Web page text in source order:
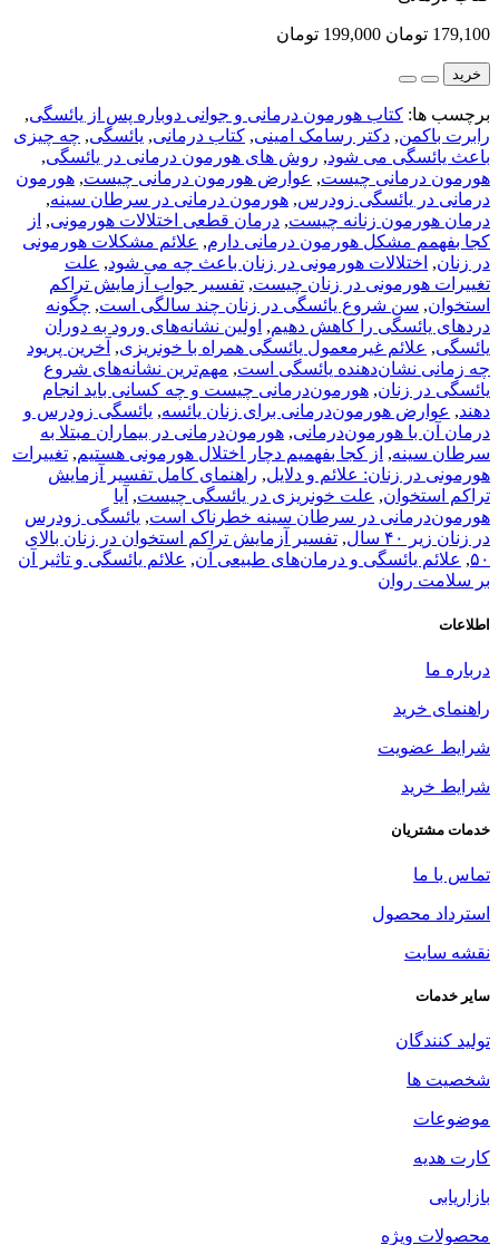
179,100 تومان 199,000 تومان
خرید
برچسب ها: کتاب هورمون درمانی و جوانی دوباره پس از یائسگی,
رابرت باکمن, دکتر رسامک امینی, کتاب درمانی, یائسگی, چه چیزی
باعث یائسگی می شود, روش های هورمون درمانی در یائسگی,
هورمون درمانی چیست, عوارض هورمون درمانی چیست, هورمون
درمانی در یائسگی زودرس, هورمون درمانی در سرطان سینه,
درمان هورمون زنانه چیست, درمان قطعی اختلالات هورمونی, از
کجا بفهمم مشکل هورمون درمانی دارم, علائم مشکلات هورمونی
در زنان, اختلالات هورمونی در زنان باعث چه می شود, علت
تغییرات هورمونی در زنان چیست, تفسیر جواب آزمایش تراکم
استخوان, سن شروع یائسگی در زنان چند سالگی است, چگونه
دردهای یائسگی را کاهش دهیم, اولین نشانه‌های ورود به دوران
یائسگی, علائم غیرمعمول یائسگی همراه با خونریزی, آخرین پریود
چه زمانی نشان‌دهنده یائسگی است, مهم‌ترین نشانه‌های شروع
یائسگی در زنان, هورمون‌درمانی چیست و چه کسانی باید انجام
دهند, عوارض هورمون‌درمانی برای زنان یائسه, یائسگی زودرس و
درمان آن با هورمون‌درمانی, هورمون‌درمانی در بیماران مبتلا به
سرطان سینه, از کجا بفهمیم دچار اختلال هورمونی هستیم, تغییرات
هورمونی در زنان: علائم و دلایل, راهنمای کامل تفسیر آزمایش
تراکم استخوان, علت خونریزی در یائسگی چیست, آیا
هورمون‌درمانی در سرطان سینه خطرناک است, یائسگی زودرس
در زنان زیر ۴۰ سال
, تفسیر آزمایش تراکم استخوان در زنان بالای
۵۰, علائم یائسگی و درمان‌های طبیعی آن, علائم یائسگی و تاثیر آن
بر سلامت روان
اطلاعات
درباره ما
راهنمای خرید
شرایط عضویت
شرایط خرید
خدمات مشتریان
تماس با ما
استرداد محصول
نقشه سایت
سایر خدمات
تولید کنندگان
شخصیت ها
موضوعات
کارت هدیه
بازاریابی
محصولات ویژه